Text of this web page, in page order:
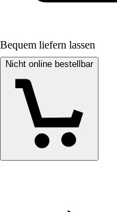
Bequem liefern lassen
Nicht online bestellbar